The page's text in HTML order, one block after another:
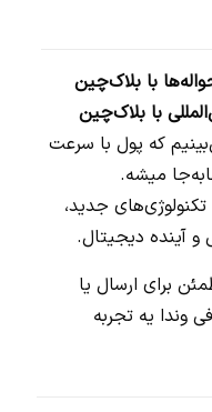
با بلاک‌چین
با بلاک‌چین
که پول با سرعت
میشه.
جدید،
آینده دیجیتال.
برای ارسال یا
وندا یه تجربه